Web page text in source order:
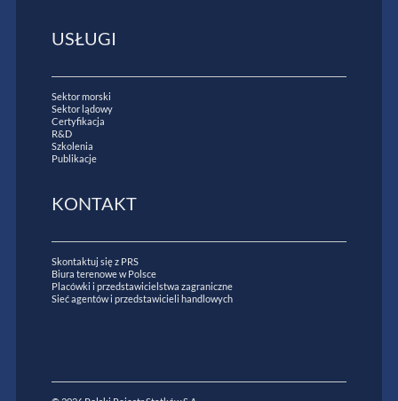
USŁUGI
Sektor morski
Sektor lądowy
Certyfikacja
R&D
Szkolenia
Publikacje
KONTAKT
Skontaktuj się z PRS
Biura terenowe w Polsce
Placówki i przedstawicielstwa zagraniczne
Sieć agentów i przedstawicieli handlowych